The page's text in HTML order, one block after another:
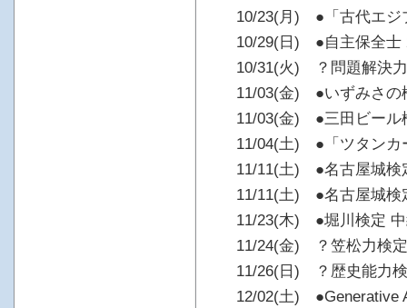
10/23(月) ●「古代エジ
10/29(日) ●自主保全士
10/31(火) ？問題解決
11/03(金) ●いずみさの
11/03(金) ●三田ビール
11/04(土) ●「ツタンカ
11/11(土) ●名古屋城検
11/11(土) ●名古屋城検
11/23(木) ●堀川検定
11/24(金) ？笠松力検定
11/26(日) ？歴史能力
12/02(土) ●Generative